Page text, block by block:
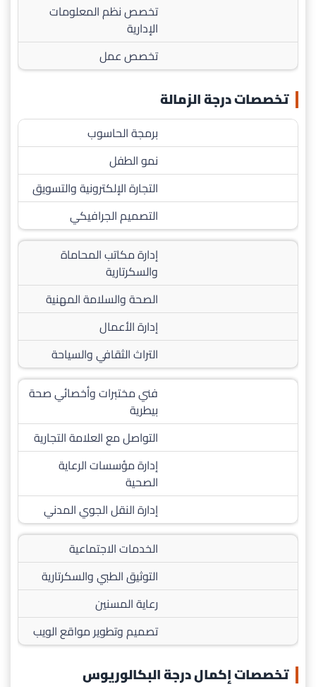
تخصص نظم المعلومات
الإدارية
تخصص عمل
تخصصات درجة الزمالة
برمجة الحاسوب
نمو الطفل
التجارة الإلكترونية والتسويق
التصميم الجرافيكي
إدارة مكاتب المحاماة
والسكرتارية
الصحة والسلامة المهنية
إدارة الأعمال
التراث الثقافي والسياحة
فني مختبرات وأخصائي صحة
بيطرية
التواصل مع العلامة التجارية
إدارة مؤسسات الرعاية
الصحية
إدارة النقل الجوي المدني
الخدمات الاجتماعية
التوثيق الطبي والسكرتارية
رعاية المسنين
تصميم وتطوير مواقع الويب
تخصصات إكمال درجة البكالوريوس